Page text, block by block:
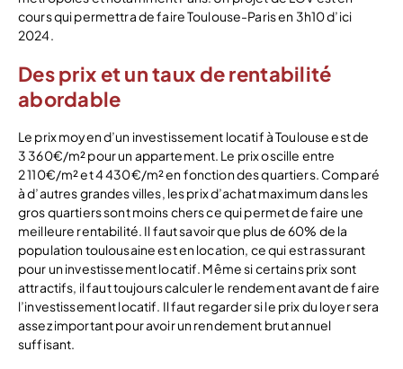
cours qui permettra de faire Toulouse-Paris en 3h10 d’ici
2024.
Des prix et un taux de rentabilité
abordable
Le prix moyen d’un investissement locatif à Toulouse est de
3 360€/m² pour un appartement. Le prix oscille entre
2 110€/m² et 4 430€/m² en fonction des quartiers. Comparé
à d’autres grandes villes, les prix d’achat maximum dans les
gros quartiers sont moins chers ce qui permet de faire une
meilleure rentabilité. Il faut savoir que plus de 60% de la
population toulousaine est en location, ce qui est rassurant
pour un investissement locatif. Même si certains prix sont
attractifs, il faut toujours calculer le rendement avant de faire
l’investissement locatif. Il faut regarder si le prix du loyer sera
assez important pour avoir un rendement brut annuel
suffisant.